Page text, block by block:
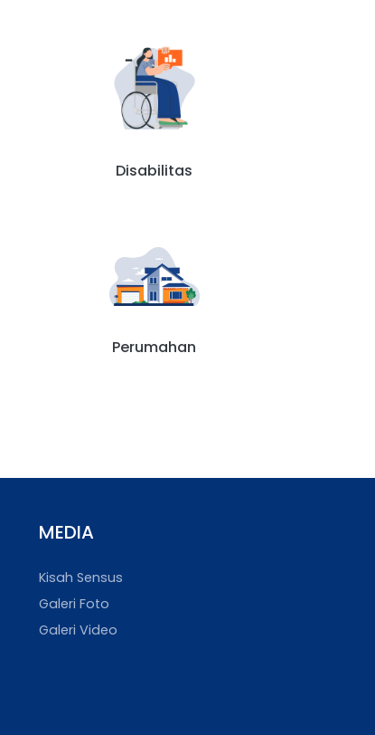
Disabilitas
Perumahan
MEDIA
Kisah Sensus
Galeri Foto
Galeri Video